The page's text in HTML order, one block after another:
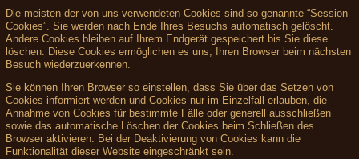
Die meisten der von uns verwendeten Cookies sind so genannte “Session-
Cookies”. Sie werden nach Ende Ihres Besuchs automatisch gelöscht.
Andere Cookies bleiben auf Ihrem Endgerät gespeichert bis Sie diese
löschen. Diese Cookies ermöglichen es uns, Ihren Browser beim nächsten
Besuch wiederzuerkennen.
Sie können Ihren Browser so einstellen, dass Sie über das Setzen von
Cookies informiert werden und Cookies nur im Einzelfall erlauben, die
Annahme von Cookies für bestimmte Fälle oder generell ausschließen
sowie das automatische Löschen der Cookies beim Schließen des
Browser aktivieren. Bei der Deaktivierung von Cookies kann die
Funktionalität dieser Website eingeschränkt sein.